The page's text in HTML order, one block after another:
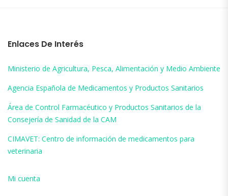
Enlaces De Interés
Ministerio de Agricultura, Pesca, Alimentación y Medio Ambiente
Agencia Española de Medicamentos y Productos Sanitarios
Área de Control Farmacéutico y Productos Sanitarios de la
Consejería de Sanidad de la CAM
CIMAVET: Centro de información de medicamentos para
veterinaria
Mi cuenta